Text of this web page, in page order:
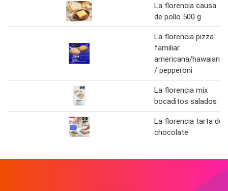
La florencia causa
de pollo 500 g
La florencia pizza
familiar
americana/hawaiana
/ pepperoni
La florencia mix
bocaditos salados
La florencia tarta de
chocolate